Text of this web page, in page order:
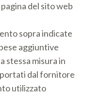
del sito web
sopra indicate
aggiuntive
stessa misura in
dal fornitore
utilizzato